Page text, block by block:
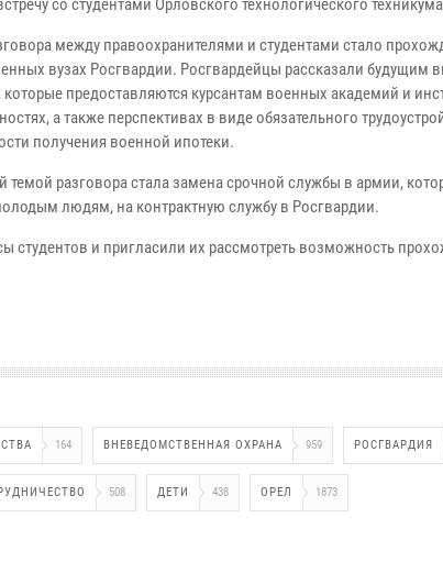
со студентами Орловского технологического
между правоохранителями и студентами стало
вузах Росгвардии. Росгвардейцы рассказали будущим
которые предоставляются курсантам военных академий и
а также перспективах в виде обязательного
получения военной ипотеки.
темой разговора стала замена срочной службы в армии,
людям, на контрактную службу в Росгвардии.
студентов и пригласили их рассмотреть возможность
164 ВНЕВЕДОМСТВЕННАЯ ОХРАНА 959 РОСГВАРДИЯ
508 ДЕТИ 438 ОРЕЛ 1873